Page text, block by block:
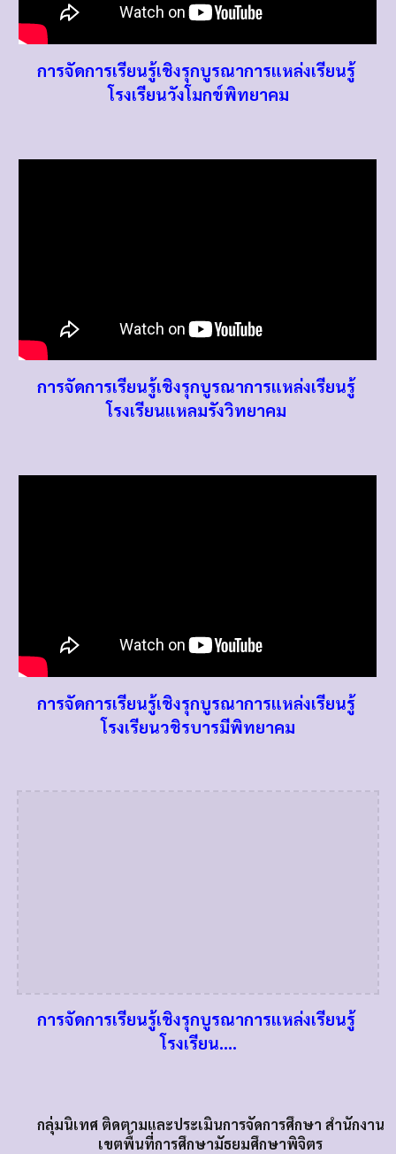
การจัดการเรียนรู้เชิงรุกบูรณาการแหล่งเรียนรู้
โรงเรียนวังโมกข์พิทยาคม
การจัดการเรียนรู้เชิงรุกบูรณาการแหล่งเรียนรู้
โรงเรียนแหลมรังวิทยาคม
การจัดการเรียนรู้เชิงรุกบูรณาการแหล่งเรียนรู้
โรงเรียนวชิรบารมีพิทยาคม
การจัดการเรียนรู้เชิงรุกบูรณาการแหล่งเรียนรู้
โรงเรียน....
กลุ่มนิเทศ ติดตามและประเมินการจัดการศึกษา สำนักงาน
เขตพื้นที่การศึกษามัธยมศึกษาพิจิตร